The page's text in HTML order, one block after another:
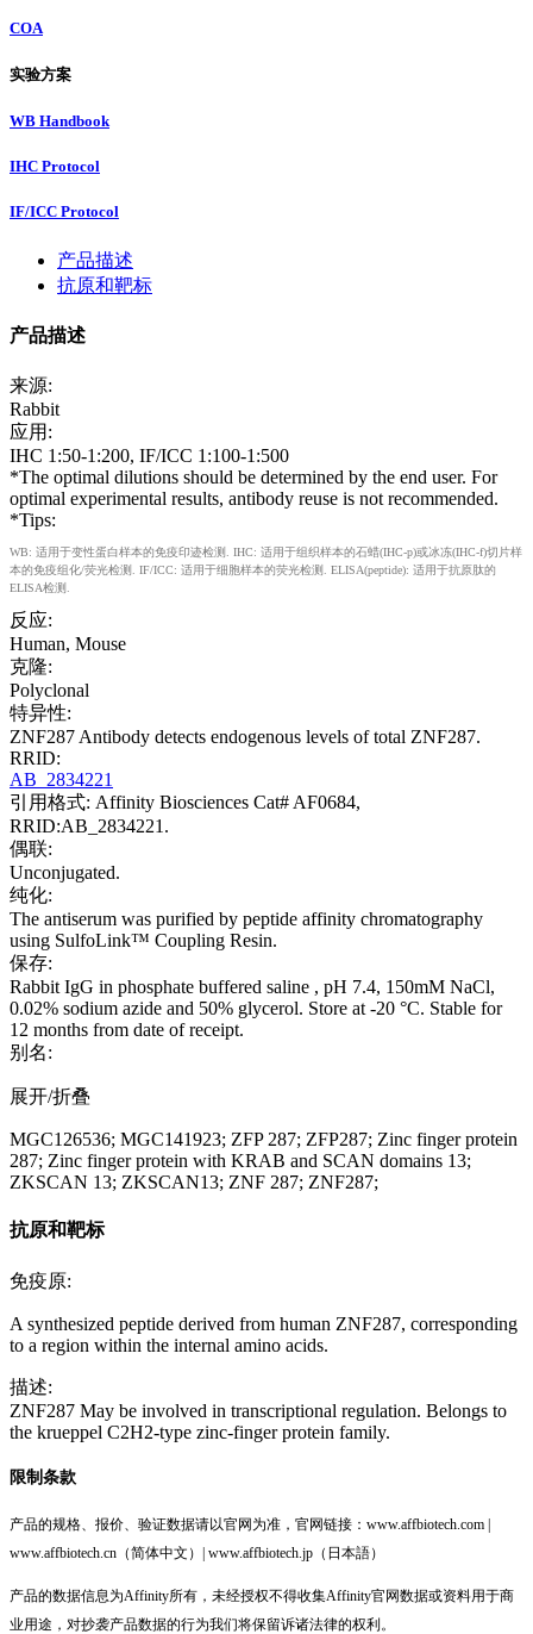
COA
实验方案
WB Handbook
IHC Protocol
IF/ICC Protocol
产品描述
抗原和靶标
产品描述
来源:
Rabbit
应用:
IHC 1:50-1:200, IF/ICC 1:100-1:500
*The optimal dilutions should be determined by the end user. For
optimal experimental results, antibody reuse is not recommended.
*Tips:
WB: 适用于变性蛋白样本的免疫印迹检测. IHC: 适用于组织样本的石蜡(IHC-p)或冰冻(IHC-f)切片样
本的免疫组化/荧光检测. IF/ICC: 适用于细胞样本的荧光检测. ELISA(peptide): 适用于抗原肽的
ELISA检测.
反应:
Human, Mouse
克隆:
Polyclonal
特异性:
ZNF287 Antibody detects endogenous levels of total ZNF287.
RRID:
AB_2834221
引用格式: Affinity Biosciences Cat# AF0684,
RRID:AB_2834221.
偶联:
Unconjugated.
纯化:
The antiserum was purified by peptide affinity chromatography
using SulfoLink™ Coupling Resin.
保存:
Rabbit IgG in phosphate buffered saline , pH 7.4, 150mM NaCl,
0.02% sodium azide and 50% glycerol. Store at -20 °C. Stable for
12 months from date of receipt.
别名:
展开/折叠
MGC126536; MGC141923; ZFP 287; ZFP287; Zinc finger protein
287; Zinc finger protein with KRAB and SCAN domains 13;
ZKSCAN 13; ZKSCAN13; ZNF 287; ZNF287;
抗原和靶标
免疫原:
A synthesized peptide derived from human ZNF287, corresponding
to a region within the internal amino acids.
描述:
ZNF287 May be involved in transcriptional regulation. Belongs to
the krueppel C2H2-type zinc-finger protein family.
限制条款
产品的规格、报价、验证数据请以官网为准，官网链接：www.affbiotech.com |
www.affbiotech.cn（简体中文）| www.affbiotech.jp（日本語）
产品的数据信息为Affinity所有，未经授权不得收集Affinity官网数据或资料用于商
业用途，对抄袭产品数据的行为我们将保留诉诸法律的权利。